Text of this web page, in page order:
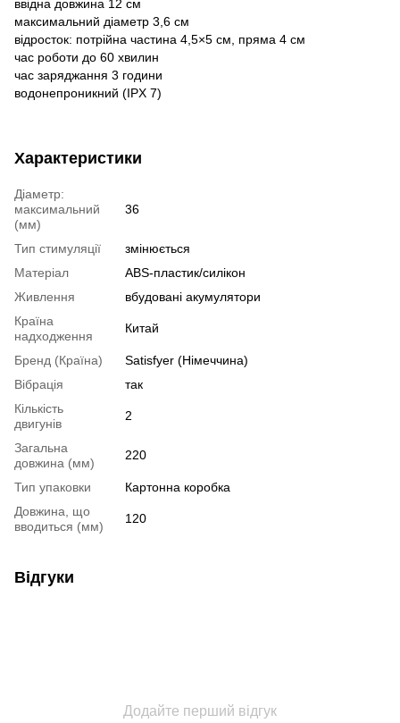
ввідна довжина 12 см
максимальний діаметр 3,6 см
відросток: потрійна частина 4,5×5 см, пряма 4 см
час роботи до 60 хвилин
час заряджання 3 години
водонепроникний (IPX 7)
Характеристики
Діаметр:
максимальний
(мм)
36
Тип стимуляції
змінюється
Матеріал
ABS-пластик/силікон
Живлення
вбудовані акумулятори
Країна
надходження
Китай
Бренд (Країна)
Satisfyer (Німеччина)
Вібрація
так
Кількість
двигунів
2
Загальна
довжина (мм)
220
Тип упаковки
Картонна коробка
Довжина, що
вводиться (мм)
120
Відгуки
Додайте перший відгук